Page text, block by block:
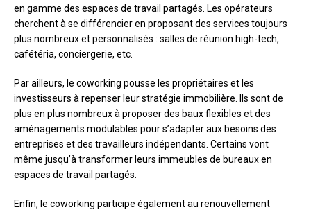
en gamme des espaces de travail partagés. Les opérateurs
cherchent à se différencier en proposant des services toujours
plus nombreux et personnalisés : salles de réunion high-tech,
cafétéria, conciergerie, etc.
Par ailleurs, le coworking pousse les propriétaires et les
investisseurs à repenser leur stratégie immobilière. Ils sont de
plus en plus nombreux à proposer des baux flexibles et des
aménagements modulables pour s’adapter aux besoins des
entreprises et des travailleurs indépendants. Certains vont
même jusqu’à transformer leurs immeubles de bureaux en
espaces de travail partagés.
Enfin, le coworking participe également au renouvellement